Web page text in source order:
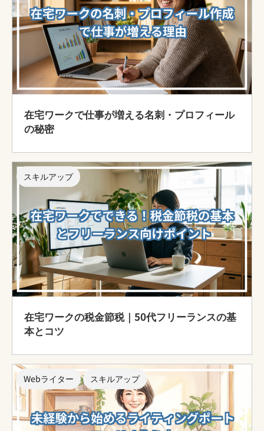
在宅ワークで仕事が増える名刺・プロフィール
の秘密
スキルアップ
在宅ワークの税金節税｜50代フリーランスの基
本とコツ
Webライター スキルアップ